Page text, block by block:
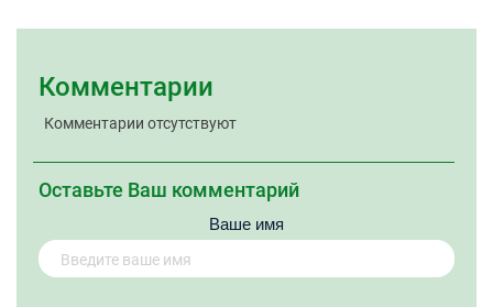
Комментарии
Комментарии отсутствуют
Оставьте Ваш комментарий
Ваше имя